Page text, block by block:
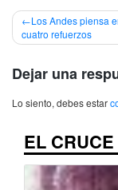
Navegación
de
entradas
Los Andes piensa
cuatro refuerzos
Dejar una
Lo siento, debes estar
EL CRUCE